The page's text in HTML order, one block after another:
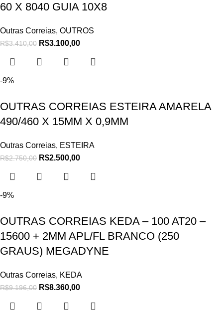
60 X 8040 GUIA 10X8
Outras Correias, OUTROS
R$3.410,00 R$3.100,00
-9%
OUTRAS CORREIAS ESTEIRA AMARELA
490/460 X 15MM X 0,9MM
Outras Correias, ESTEIRA
R$2.750,00 R$2.500,00
-9%
OUTRAS CORREIAS KEDA – 100 AT20 –
15600 + 2MM APL/FL BRANCO (250
GRAUS) MEGADYNE
Outras Correias, KEDA
R$9.196,00 R$8.360,00